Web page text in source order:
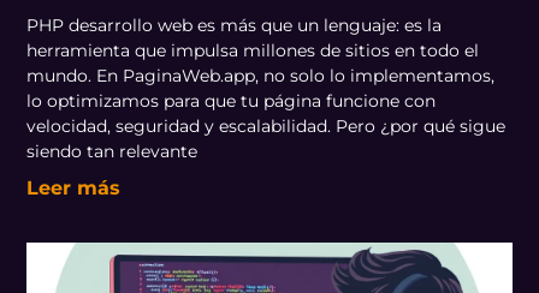
PHP desarrollo web es más que un lenguaje: es la
herramienta que impulsa millones de sitios en todo el
mundo. En PaginaWeb.app, no solo lo implementamos,
lo optimizamos para que tu página funcione con
velocidad, seguridad y escalabilidad. Pero ¿por qué sigue
siendo tan relevante
Leer más